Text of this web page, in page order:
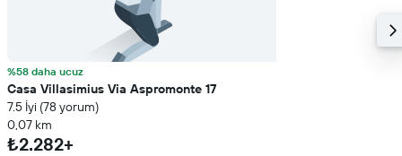
%58 daha ucuz
Casa Villasimius Via Aspromonte 17
7.5 İyi (78 yorum)
0,07 km
₺2.282+